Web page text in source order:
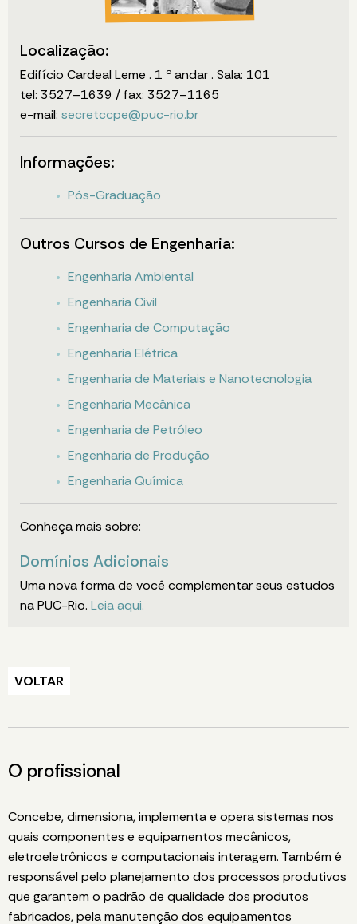
Localização:
Edifício Cardeal Leme . 1 º andar . Sala: 101
tel: 3527–1639 / fax: 3527–1165
e-mail: secretccpe@puc-rio.br
Informações:
Pós-Graduação
Outros Cursos de Engenharia:
Engenharia Ambiental
Engenharia Civil
Engenharia de Computação
Engenharia Elétrica
Engenharia de Materiais e Nanotecnologia
Engenharia Mecânica
Engenharia de Petróleo
Engenharia de Produção
Engenharia Química
Conheça mais sobre:
Domínios Adicionais
Uma nova forma de você complementar seus estudos
na PUC-Rio. Leia aqui.
VOLTAR
O profissional
Concebe, dimensiona, implementa e opera sistemas nos
quais componentes e equipamentos mecânicos,
eletroeletrônicos e computacionais interagem. Também é
responsável pelo planejamento dos processos produtivos
que garantem o padrão de qualidade dos produtos
fabricados, pela manutenção dos equipamentos